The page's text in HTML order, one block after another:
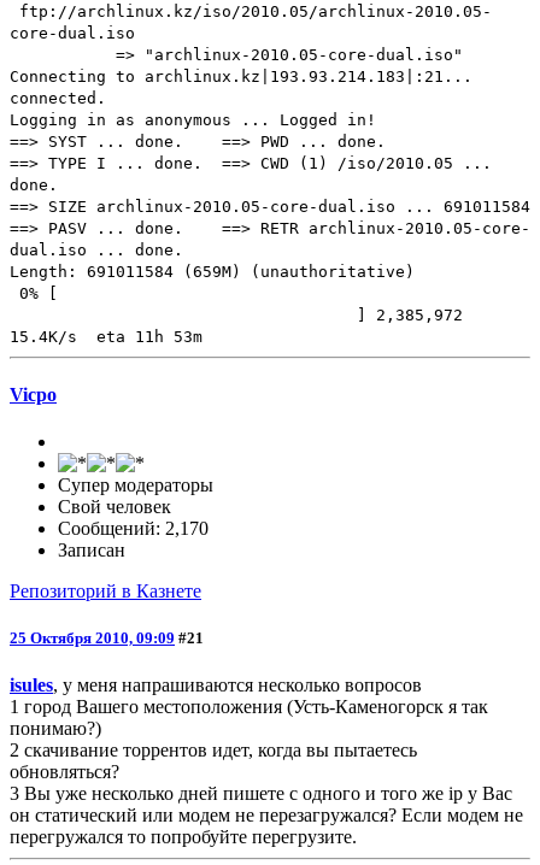
ftp://archlinux.kz/iso/2010.05/archlinux-2010.05-
core-dual.iso
=> "archlinux-2010.05-core-dual.iso"
Connecting to archlinux.kz|193.93.214.183|:21...
connected.
Logging in as anonymous ... Logged in!
==> SYST ... done. ==> PWD ... done.
==> TYPE I ... done. ==> CWD (1) /iso/2010.05 ...
done.
==> SIZE archlinux-2010.05-core-dual.iso ... 691011584
==> PASV ... done. ==> RETR archlinux-2010.05-core-
dual.iso ... done.
Length: 691011584 (659M) (unauthoritative)
0% [
] 2,385,972
15.4K/s eta 11h 53m
Vicpo
Супер модераторы
Свой человек
Сообщений: 2,170
Записан
Репозиторий в Казнете
25 Октября 2010, 09:09 #21
isules, у меня напрашиваются несколько вопросов
1 город Вашего местоположения (Усть-Каменогорск я так
понимаю?)
2 скачивание торрентов идет, когда вы пытаетесь
обновляться?
3 Вы уже несколько дней пишете с одного и того же ip у Вас
он статический или модем не перезагружался? Если модем не
перегружался то попробуйте перегрузите.